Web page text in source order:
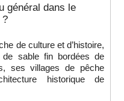
général dans le
?
de culture et d’histoire,
sable fin bordées de
ses villages de pêche
historique de